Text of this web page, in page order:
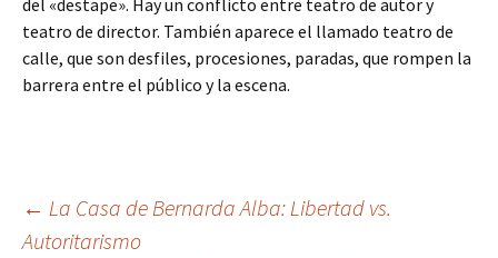
del «destape». Hay un conflicto entre teatro de autor y
teatro de director. También aparece el llamado teatro de
calle, que son desfiles, procesiones, paradas, que rompen la
barrera entre el público y la escena.
Navegación
← La Casa de Bernarda Alba: Libertad vs.
Autoritarismo